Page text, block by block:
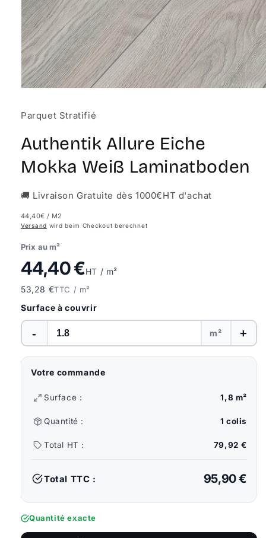
Modal
Parquet Stratifié
Authentik Allure Eiche
Mokka Weiß Laminatboden
🚚 Livraison Gratuite dès 1000€HT d'achat
44,40€ / M2
Versand wird beim Checkout berechnet
Prix au m²
44,40 €HT / m²
53,28 €TTC / m²
Surface à couvrir
- m² +
Votre commande
Surface : 1,8 m²
Quantité : 1 colis
Total HT : 79,92 €
Total TTC : 95,90 €
Quantité exacte